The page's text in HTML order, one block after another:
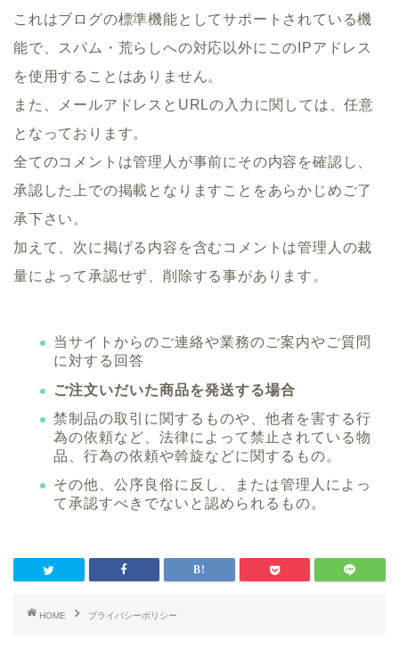
これはブログの標準機能としてサポートされている機
能で、スパム・荒らしへの対応以外にこのIPアドレス
を使用することはありません。
また、メールアドレスとURLの入力に関しては、任意
となっております。
全てのコメントは管理人が事前にその内容を確認し、
承認した上での掲載となりますことをあらかじめご了
承下さい。
加えて、次に掲げる内容を含むコメントは管理人の裁
量によって承認せず、削除する事があります。
当サイトからのご連絡や業務のご案内やご質問
に対する回答
ご注文いだいた商品を発送する場合
禁制品の取引に関するものや、他者を害する行
為の依頼など、法律によって禁止されている物
品、行為の依頼や斡旋などに関するもの。
その他、公序良俗に反し、または管理人によっ
て承認すべきでないと認められるもの。
HOME プライバシーポリシー